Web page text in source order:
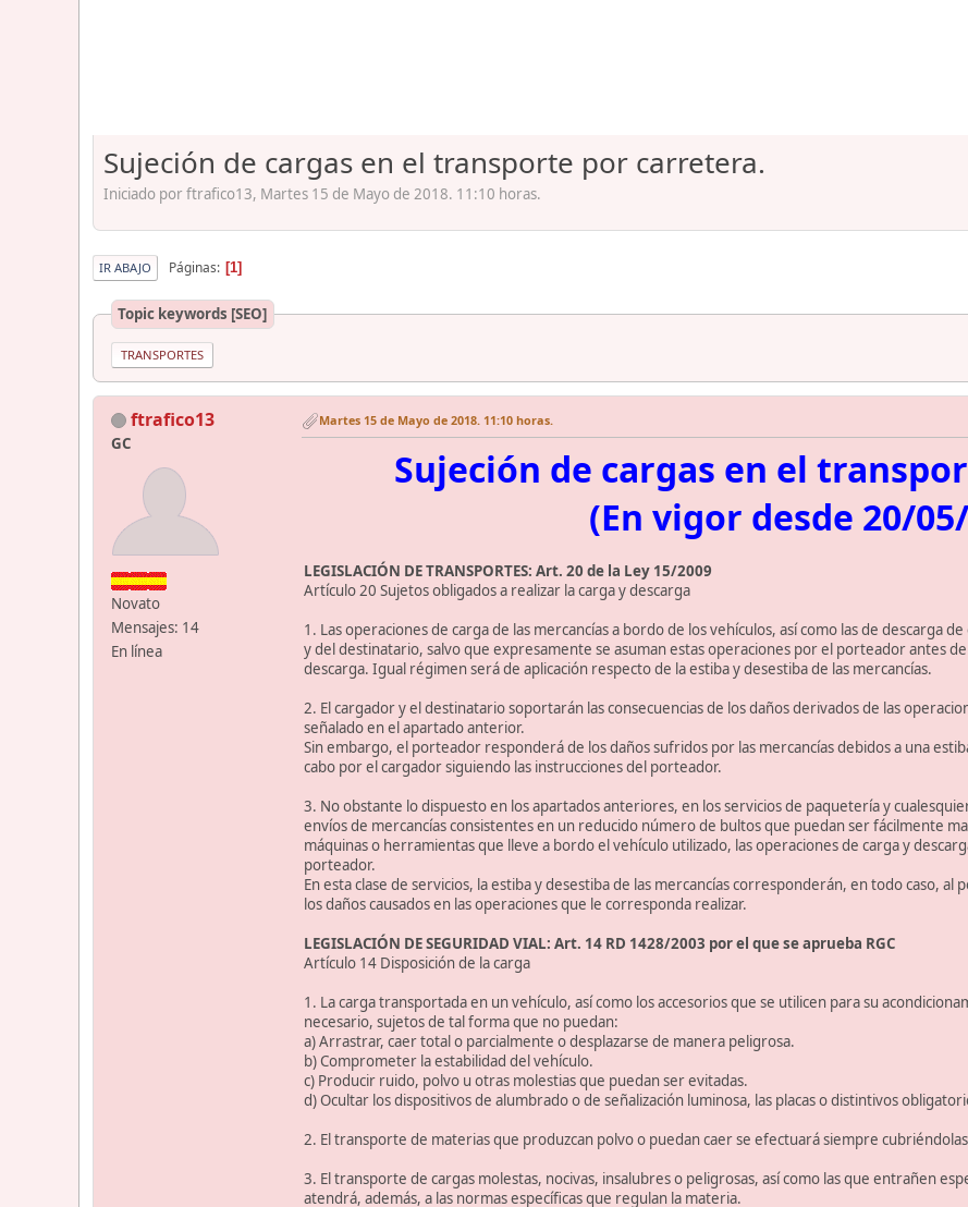
Sujeción de cargas en el transporte por carretera.
Iniciado por ftrafico13, Martes 15 de Mayo de 2018. 11:10 horas.
IR ABAJO Páginas 1
Topic keywords [SEO]
TRANSPORTES
ftrafico13
GC
Novato
Mensajes: 14
En línea
Martes 15 de Mayo de 2018. 11:10 horas.
Sujeción de cargas en el
(En vigor desde 20/
LEGISLACIÓN DE TRANSPORTES: Art. 20 de la Ley 15/2009
Artículo 20 Sujetos obligados a realizar la carga y descarga
1. Las operaciones de carga de las mercancías a bordo de los vehículos, así como las de descarga
y del destinatario, salvo que expresamente se asuman estas operaciones por el porteador antes
descarga. Igual régimen será de aplicación respecto de la estiba y desestiba de las mercancías.
2. El cargador y el destinatario soportarán las consecuencias de los daños derivados de las
señalado en el apartado anterior.
Sin embargo, el porteador responderá de los daños sufridos por las mercancías debidos a una
cabo por el cargador siguiendo las instrucciones del porteador.
3. No obstante lo dispuesto en los apartados anteriores, en los servicios de paquetería y
envíos de mercancías consistentes en un reducido número de bultos que puedan ser fácilmente
máquinas o herramientas que lleve a bordo el vehículo utilizado, las operaciones de carga y
porteador.
En esta clase de servicios, la estiba y desestiba de las mercancías corresponderán, en todo caso,
los daños causados en las operaciones que le corresponda realizar.
LEGISLACIÓN DE SEGURIDAD VIAL: Art. 14 RD 1428/2003 por el que se aprueba RGC
Artículo 14 Disposición de la carga
1. La carga transportada en un vehículo, así como los accesorios que se utilicen para su
necesario, sujetos de tal forma que no puedan:
a) Arrastrar, caer total o parcialmente o desplazarse de manera peligrosa.
b) Comprometer la estabilidad del vehículo.
c) Producir ruido, polvo u otras molestias que puedan ser evitadas.
d) Ocultar los dispositivos de alumbrado o de señalización luminosa, las placas o distintivos
2. El transporte de materias que produzcan polvo o puedan caer se efectuará siempre
3. El transporte de cargas molestas, nocivas, insalubres o peligrosas, así como las que entrañen
atendrá, además, a las normas específicas que regulan la materia.